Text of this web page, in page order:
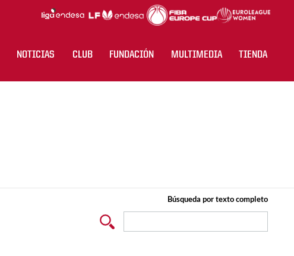
NOTICIAS CLUB FUNDACIÓN MULTIMEDIA TIENDA
Búsqueda por texto completo